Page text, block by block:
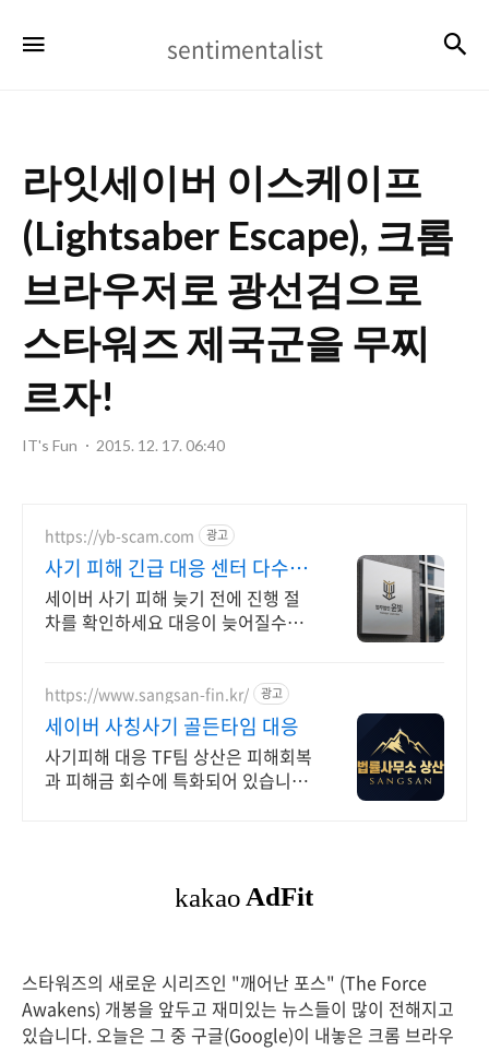
sentimentalist
라잇세이버 이스케이프
(Lightsaber Escape), 크롬
브라우저로 광선검으로
스타워즈 제국군을 무찌
르자!
IT's Fun 2015. 12. 17. 06:40
https://yb-scam.com 광고
사기 피해 긴급 대응 센터 다수의
피해 회복 사례 보유
세이버 사기 피해 늦기 전에 진행 절
차를 확인하세요 대응이 늦어질수록
https://www.sangsan-fin.kr/ 광고
세이버 사칭사기 골든타임 대응
사기피해 대응 TF팀 상산은 피해회복
과 피해금 회수에 특화되어 있습니다.
스타워즈의 새로운 시리즈인 "깨어난 포스" (The Force
Awakens) 개봉을 앞두고 재미있는 뉴스들이 많이 전해지고
있습니다. 오늘은 그 중 구글(Google)이 내놓은 크롬 브라우